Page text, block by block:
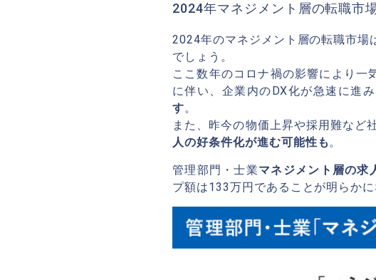
2024年マネジメント層の転職市
2024年のマネジメント層の転職市場
でしょう。
ここ数年のコロナ禍の影響により一
に伴い、企業内のDX化が急速に進
す。
また、昨今の物価上昇や採用難など
人の好条件化が進む可能性も。
管理部門・士業マネジメント層の求
プ額は133万円であることが明らかに